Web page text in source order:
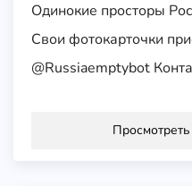
Одинокие просторы
Свои фотокарточки
@Russiaemptybot